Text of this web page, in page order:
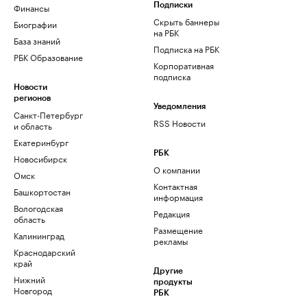
Финансы
Биографии
База знаний
РБК Образование
Новости
регионов
Санкт-Петербург
и область
Екатеринбург
Новосибирск
Омск
Башкортостан
Вологодская
область
Калининград
Краснодарский
край
Нижний
Новгород
Подписки
Скрыть баннеры
на РБК
Подписка на РБК
Корпоративная
подписка
Уведомления
RSS Новости
РБК
О компании
Контактная
информация
Редакция
Размещение
рекламы
Другие
продукты
РБК